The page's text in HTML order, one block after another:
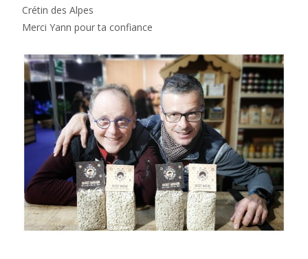
Crétin des Alpes
Merci Yann pour ta confiance